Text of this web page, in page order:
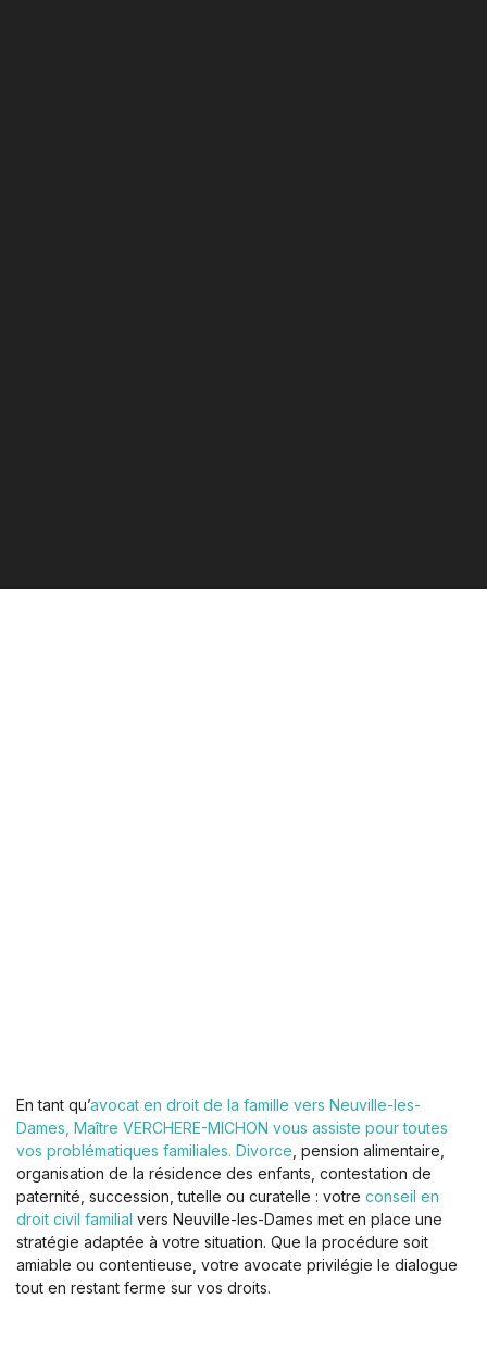
En tant qu’avocat en droit de la famille vers Neuville-les-
Dames, Maître VERCHERE-MICHON vous assiste pour toutes
vos problématiques familiales. Divorce , pension alimentaire,
organisation de la résidence des enfants, contestation de
paternité, succession, tutelle ou curatelle : votre conseil en
droit civil familial vers Neuville-les-Dames met en place une
stratégie adaptée à votre situation. Que la procédure soit
amiable ou contentieuse, votre avocate privilégie le dialogue
tout en restant ferme sur vos droits.